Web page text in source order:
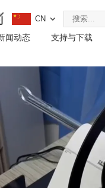
CN
闻动态 支持与下载